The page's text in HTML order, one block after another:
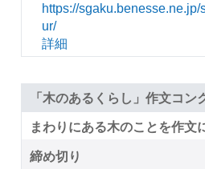
https://
ur/
詳細
「木のあるくらし」作文コン
まわりにある木のことを作文
締め切り